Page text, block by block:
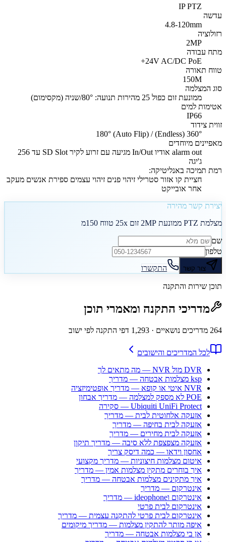
IP PTZ
עדשה
4.8-120mm
רזולוציה
2MP
מתח עבודה
24V AC/DC PoE+
טווח תאורה
150M
סוג המצלמה
ממונעת זום כפול 25 מהירות תנועה: 80°/שניה (מקסימום)
אטימות למים
IP66
זווית צידוד
360° (Endless) / 180° (Auto Flip)
מאפיינים מיוחדים
alarm out אודיו In/Out מגיעה עם זרוע לקיר SD Slot עד 256
ג'יגה
רמת תמיכה באנליטיקה:
חציית קו אזור סטרילי זיהוי פנים זיהוי עצמים ספירת אנשים מעקב
אחר אובייקט
יצירת קשר מהירה
מצלמת PTZ ממונעת 2MP זום 25x טווח 150מ
שם
טלפון
צור קשר התקשרו
תוכן שירות והתקנה
מדריכי התקנה ומאמרי תוכן
264 מדריכים נושאיים · 1,293 דפי התקנה לפי ישוב
לכל המדריכים והישובים
DVR מול NVR — מה מתאים לך
ksp מצלמות אבטחה — מדריך
NVR איטי או קופא — מדריך אופטימיזציה
POE לא מספק למצלמה — מדריך אבחון
Ubiquiti UniFi Protect — סקירה
אזעקה אלחוטית לבית — מדריך
אזעקה לבית בחיפה — מדריך
אזעקה לבית מחירים — מדריך
אזעקה מצפצפת ללא סיבה — מדריך תיקון
אחסון וידאו — כמה דיסק צריך
איטום מצלמות חיצוניות — מדריך מקצועי
איך בוחרים מתקין מצלמות אמין — מדריך
איך מתקינים מצלמות אבטחה — מדריך
אינטרקום — מדריך
אינטרקום וideophone — מדריך
אינטרקום לבית פרטי
אינטרקום לבית פרטי להתקנה עצמית — מדריך
איפה מותר להתקין מצלמות — מדריך מיקומים
אן בי מצלמות אבטחה — מדריך